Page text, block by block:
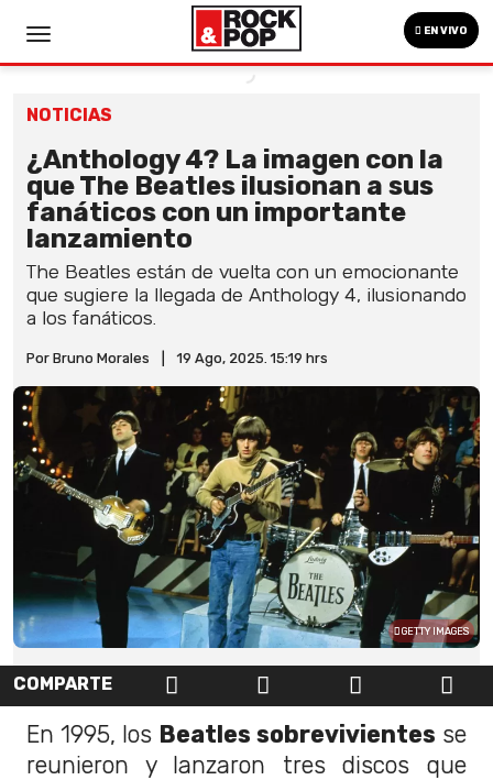
EN VIVO
NOTICIAS
¿Anthology 4? La imagen con la
que The Beatles ilusionan a sus
fanáticos con un importante
lanzamiento
The Beatles están de vuelta con un emocionante
que sugiere la llegada de Anthology 4, ilusionando
a los fanáticos.
Por Bruno Morales 19 Ago, 2025. 15:19 hrs
GETTY IMAGES
COMPARTE
En 1995, los Beatles sobrevivientes se
reunieron y lanzaron tres discos que